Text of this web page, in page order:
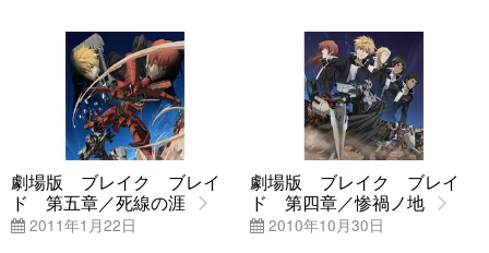
劇場版 ブレイク ブレイ
ド 第五章／死線の涯
2011年1月22日
劇場版 ブレイク ブレイ
ド 第四章／惨禍ノ地
2010年10月30日